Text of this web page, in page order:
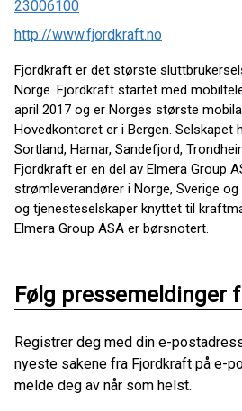
23006100
http://www.fjordkraft.no
Fjordkraft er det største
Norge. Fjordkraft startet med
april 2017 og er Norges største
Hovedkontoret er i Bergen. Selskapet
Sortland, Hamar, Sandefjord,
Fjordkraft er en del av Elmera Group
strømleverandører i Norge, Sverige
og tjenesteselskaper knyttet til
Elmera Group ASA er børsnotert.
Følg pressemeldinger
Registrer deg med din e-
nyeste sakene fra Fjordkraft på e-
melde deg av når som helst.